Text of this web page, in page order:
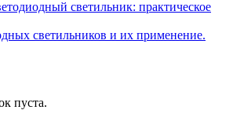
светильник: практическое
светильников и их применение.
пуста.